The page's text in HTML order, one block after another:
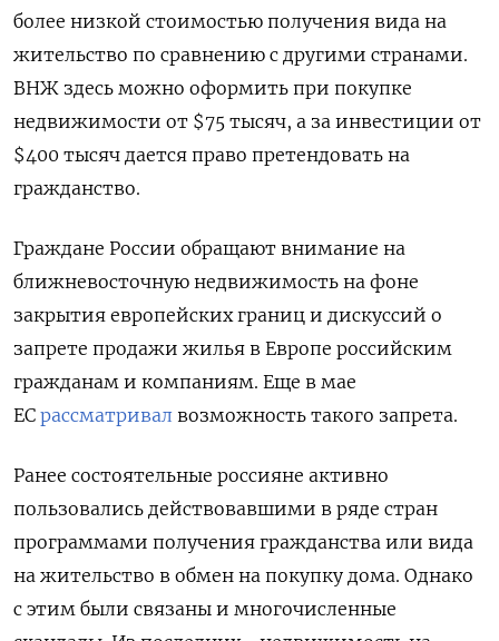
более низкой стоимостью получения вида на
жительство по сравнению с другими странами.
ВНЖ здесь можно оформить при покупке
недвижимости от $75 тысяч, а за инвестиции от
$400 тысяч дается право претендовать на
гражданство.
Граждане России обращают внимание на
ближневосточную недвижимость на фоне
закрытия европейских границ и дискуссий о
запрете продажи жилья в Европе российским
гражданам и компаниям. Еще в мае
ЕС рассматривал возможность такого запрета.
Ранее состоятельные россияне активно
пользовались действовавшими в ряде стран
программами получения гражданства или вида
на жительство в обмен на покупку дома. Однако
с этим были связаны и многочисленные